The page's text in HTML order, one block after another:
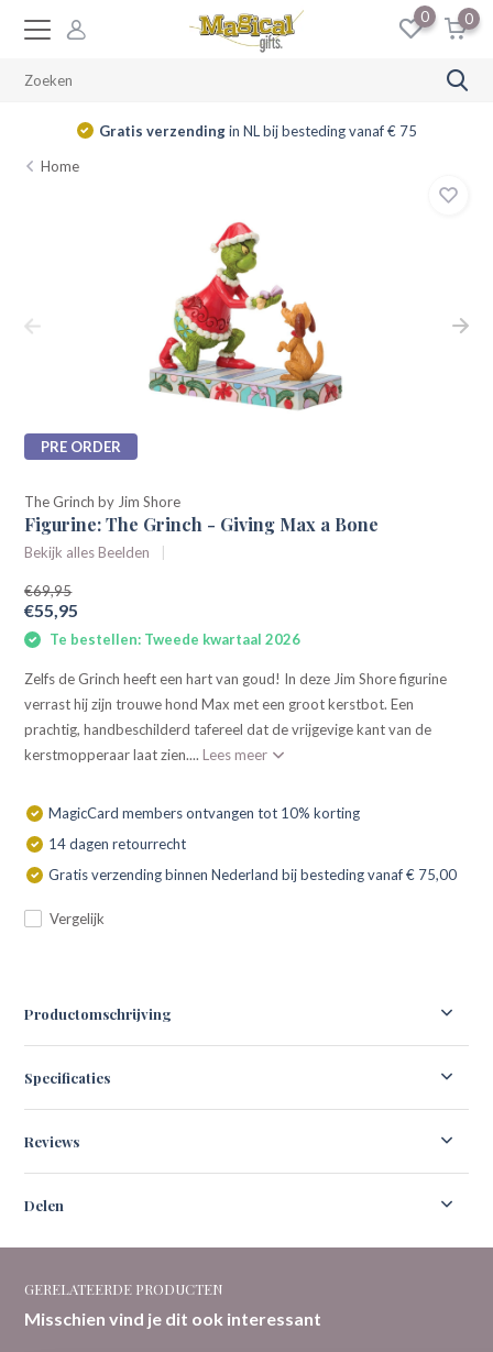
0 0
Gratis verzendingin NL bij besteding vanaf € 75
Home
PRE ORDER
The Grinch by Jim Shore
Figurine: The Grinch - Giving Max a Bone
Bekijk alles Beelden
€69,95
€55,95
Te bestellen: Tweede kwartaal 2026
Zelfs de Grinch heeft een hart van goud! In deze Jim Shore figurine
verrast hij zijn trouwe hond Max met een groot kerstbot. Een
prachtig, handbeschilderd tafereel dat de vrijgevige kant van de
kerstmopperaar laat zien.... Lees meer
MagicCard members ontvangen tot 10% korting
14 dagen retourrecht
Gratis verzending binnen Nederland bij besteding vanaf € 75,00
Vergelijk
Productomschrijving
Specificaties
Reviews
Delen
GERELATEERDE PRODUCTEN
Misschien vind je dit ook interessant